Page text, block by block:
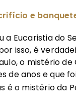
e
a Eucaristia do
isso, é
o mistério
de anos e que
é o mistério da